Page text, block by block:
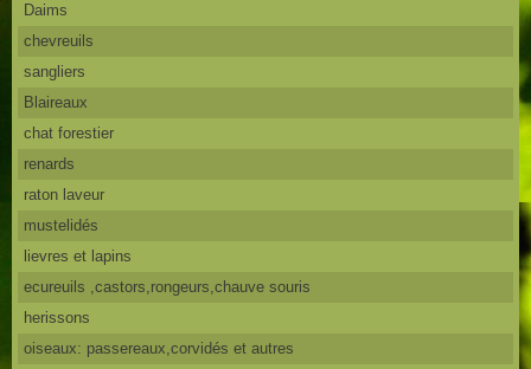
Daims
chevreuils
sangliers
Blaireaux
chat forestier
renards
raton laveur
mustelidés
lievres et lapins
ecureuils ,castors,rongeurs,chauve souris
herissons
oiseaux: passereaux,corvidés et autres